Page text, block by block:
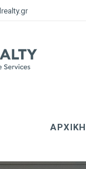
ΑΡΧΙΚΗ